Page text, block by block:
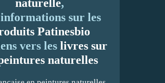
naturelle,
informations sur les
Patinesbio
vers les livres sur
naturelles